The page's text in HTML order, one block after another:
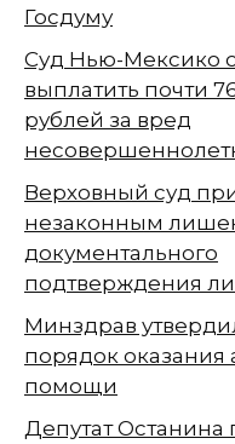
Госдуму
Суд Нью-Мексико
выплатить почти
рублей за вред
Верховный суд
незаконным
документального
подтверждения
Минздрав
порядок оказания
помощи
Депутат